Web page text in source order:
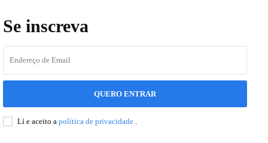
Se inscreva
QUERO ENTRAR
Lí e aceito a política de privacidade